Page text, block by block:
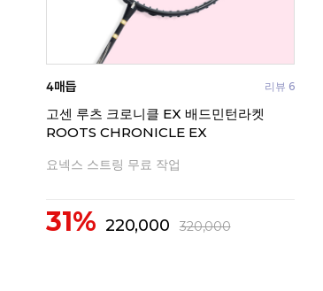
리뷰 6
고센 루츠 크로니클 EX 배드민턴라켓
ROOTS CHRONICLE EX
요넥스 스트링 무료 작업
31% 220,000 320,000